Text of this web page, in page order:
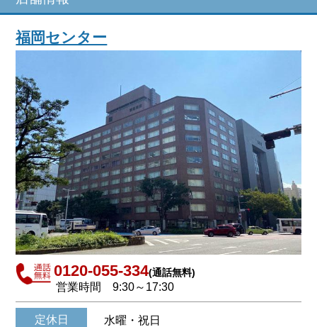
福岡センター
0120-055-334(通話無料)
営業時間 9:30～17:30
定休日 水曜・祝日